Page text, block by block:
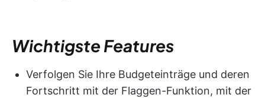
Wichtigste Features
Verfolgen Sie Ihre Budgeteinträge und deren
Fortschritt mit der Flaggen-Funktion, mit der